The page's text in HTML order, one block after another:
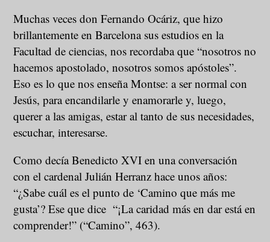
Muchas veces don Fernando Ocáriz, que hizo
brillantemente en Barcelona sus estudios en la
Facultad de ciencias, nos recordaba que “nosotros no
hacemos apostolado, nosotros somos apóstoles”.
Eso es lo que nos enseña Montse: a ser normal con
Jesús, para encandilarle y enamorarle y, luego,
querer a las amigas, estar al tanto de sus necesidades,
escuchar, interesarse.
Como decía Benedicto XVI en una conversación
con el cardenal Julián Herranz hace unos años:
“¿Sabe cuál es el punto de ‘Camino que más me
gusta’? Ese que dice “¡La caridad más en dar está en
comprender!” (“Camino”, 463).